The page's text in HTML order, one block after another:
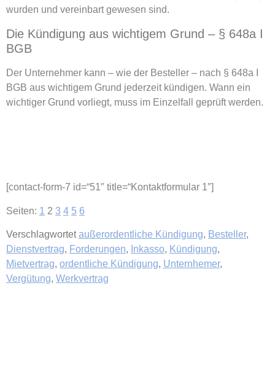
wurden und vereinbart gewesen sind.
Die Kündigung aus wichtigem Grund – § 648a I
BGB
Der Unternehmer kann – wie der Besteller – nach § 648a I
BGB aus wichtigem Grund jederzeit kündigen. Wann ein
wichtiger Grund vorliegt, muss im Einzelfall geprüft werden.
[contact-form-7 id=“51″ title=“Kontaktformular 1″]
Seiten: 1 2 3 4 5 6
Verschlagwortetaußerordentliche Kündigung, Besteller,
Dienstvertrag, Forderungen, Inkasso, Kündigung,
Mietvertrag, ordentliche Kündigung, Unternhemer,
Vergütung, Werkvertrag